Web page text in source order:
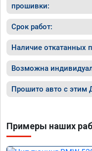
прошивки:
Срок работ:
Наличие откатанных
Возможна
Прошито авто с этим
Примеры наших